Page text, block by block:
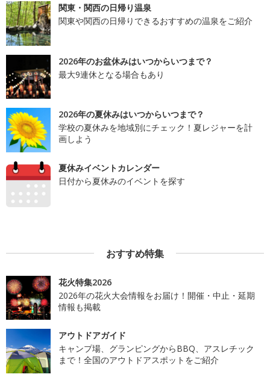
関東・関西の日帰り温泉
関東や関西の日帰りできるおすすめの温泉をご紹介
2026年のお盆休みはいつからいつまで？
最大9連休となる場合もあり
2026年の夏休みはいつからいつまで？
学校の夏休みを地域別にチェック！夏レジャーを計
画しよう
夏休みイベントカレンダー
日付から夏休みのイベントを探す
おすすめ特集
花火特集2026
2026年の花火大会情報をお届け！開催・中止・延期
情報も掲載
アウトドアガイド
キャンプ場、グランピングからBBQ、アスレチック
まで！全国のアウトドアスポットをご紹介